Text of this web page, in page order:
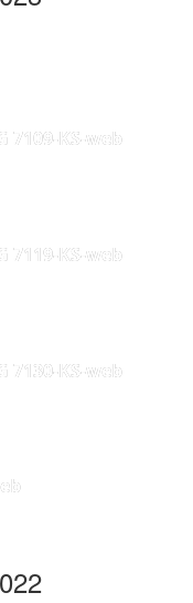
7109-KS-web
7119-KS-web
7130-KS-web